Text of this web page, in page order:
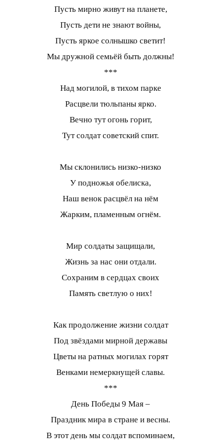
Пусть мирно живут на планете,
Пусть дети не знают войны,
Пусть яркое солнышко светит!
Мы дружной семьёй быть должны!
***
Над могилой, в тихом парке
Расцвели тюльпаны ярко.
Вечно тут огонь горит,
Тут солдат советский спит.
Мы склонились низко-низко
У подножья обелиска,
Наш венок расцвёл на нём
Жарким, пламенным огнём.
Мир солдаты защищали,
Жизнь за нас они отдали.
Сохраним в сердцах своих
Память светлую о них!
Как продолжение жизни солдат
Под звёздами мирной державы
Цветы на ратных могилах горят
Венками немеркнущей славы.
***
День Победы 9 Мая –
Праздник мира в стране и весны.
В этот день мы солдат вспоминаем,